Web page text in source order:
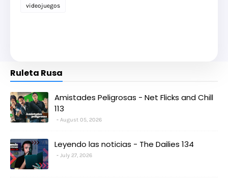
videojuegos
Ruleta Rusa
Amistades Peligrosas - Net Flicks and Chill
113
August 05, 2026
Leyendo las noticias - The Dailies 134
July 27, 2026